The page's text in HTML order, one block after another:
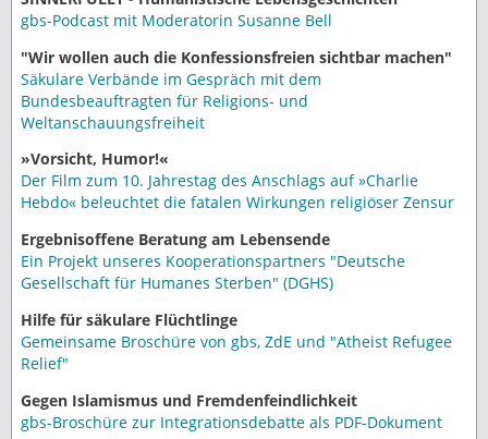
gbs-Podcast mit Moderatorin Susanne Bell
"Wir wollen auch die Konfessionsfreien sichtbar machen"
Säkulare Verbände im Gespräch mit dem
Bundesbeauftragten für Religions- und
Weltanschauungsfreiheit
»Vorsicht, Humor!«
Der Film zum 10. Jahrestag des Anschlags auf »Charlie
Hebdo« beleuchtet die fatalen Wirkungen religiöser Zensur
Ergebnisoffene Beratung am Lebensende
Ein Projekt unseres Kooperationspartners "Deutsche
Gesellschaft für Humanes Sterben" (DGHS)
Hilfe für säkulare Flüchtlinge
Gemeinsame Broschüre von gbs, ZdE und "Atheist Refugee
Relief"
Gegen Islamismus und Fremdenfeindlichkeit
gbs-Broschüre zur Integrationsdebatte als PDF-Dokument